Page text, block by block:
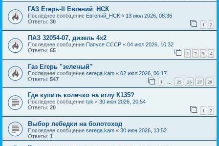
ГАЗ Егерь-II Евгений_НСК
Последнее сообщение Евгений_НСК « 13 июл 2026, 08:36
Ответы: 30 1 2
ПАЗ 32054-07, дизель 4х2
Последнее сообщение Папуся СССР « 04 июл 2026, 10:32
Ответы: 65 1 2 3 4
Газ Егерь "зеленый"
Последнее сообщение serega.kam « 02 июл 2026, 06:17
Ответы: 547 1 25 26 27 28
Где купить колечко на иглу К135?
Последнее сообщение tuk « 30 июн 2026, 20:54
Ответы: 20 1 2
Выбор лебедки на болотоход
Последнее сообщение serega.kam « 30 июн 2026, 13:52
Ответы: 1